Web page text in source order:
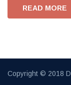
READ MORE
Copyright © 2018